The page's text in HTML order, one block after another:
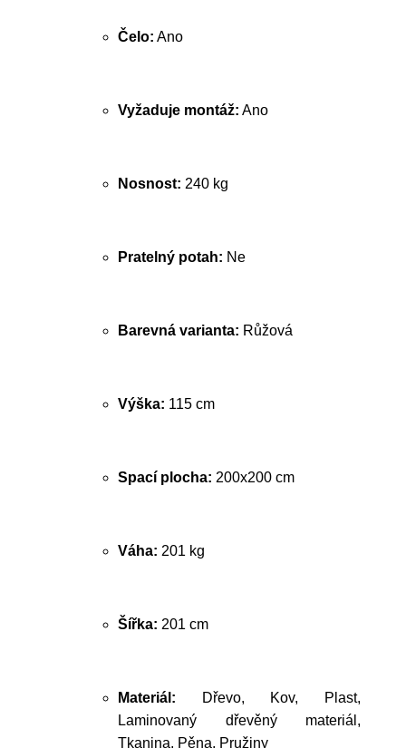
Čelo: Ano
Vyžaduje montáž: Ano
Nosnost: 240 kg
Pratelný potah: Ne
Barevná varianta: Růžová
Výška: 115 cm
Spací plocha: 200x200 cm
Váha: 201 kg
Šířka: 201 cm
Materiál: Dřevo, Kov, Plast,
Laminovaný dřevěný materiál,
Tkanina, Pěna, Pružiny